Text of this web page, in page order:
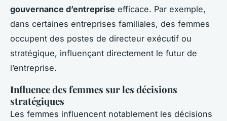
gouvernance d’entreprise efficace. Par exemple,
dans certaines entreprises familiales, des femmes
occupent des postes de directeur exécutif ou
stratégique, influençant directement le futur de
l’entreprise.
Influence des femmes sur les décisions
stratégiques
Les femmes influencent notablement les décisions